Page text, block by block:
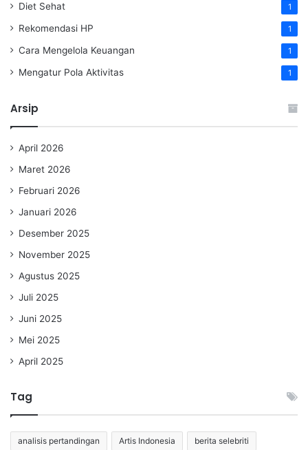
Diet Sehat 1
Rekomendasi HP 1
Cara Mengelola Keuangan 1
Mengatur Pola Aktivitas 1
Arsip
April 2026
Maret 2026
Februari 2026
Januari 2026
Desember 2025
November 2025
Agustus 2025
Juli 2025
Juni 2025
Mei 2025
April 2025
Tag
analisis pertandingan Artis Indonesia berita selebriti